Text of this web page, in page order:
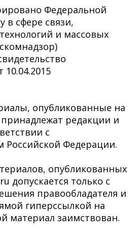
Федеральной
в сфере связи,
и массовых
опубликованные на
редакции и
с
Российской Федерации.
опубликованных
допускается только с
правообладателя и
гиперссылкой на
материал заимствован.